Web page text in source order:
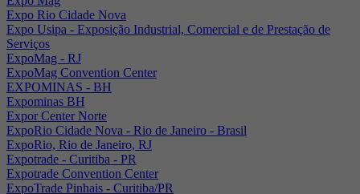
Expo Rio Cidade Nova
Expo Usipa - Exposição Industrial, Comercial e de Prestação de
Serviços
ExpoMag - RJ
ExpoMag Convention Center
EXPOMINAS - BH
Expominas BH
Expor Center Norte
ExpoRio Cidade Nova - Rio de Janeiro - Brasil
ExpoRio, Rio de Janeiro, RJ
Expotrade - Curitiba - PR
Expotrade Convention Center
ExpoTrade Pinhais - Curitiba/PR